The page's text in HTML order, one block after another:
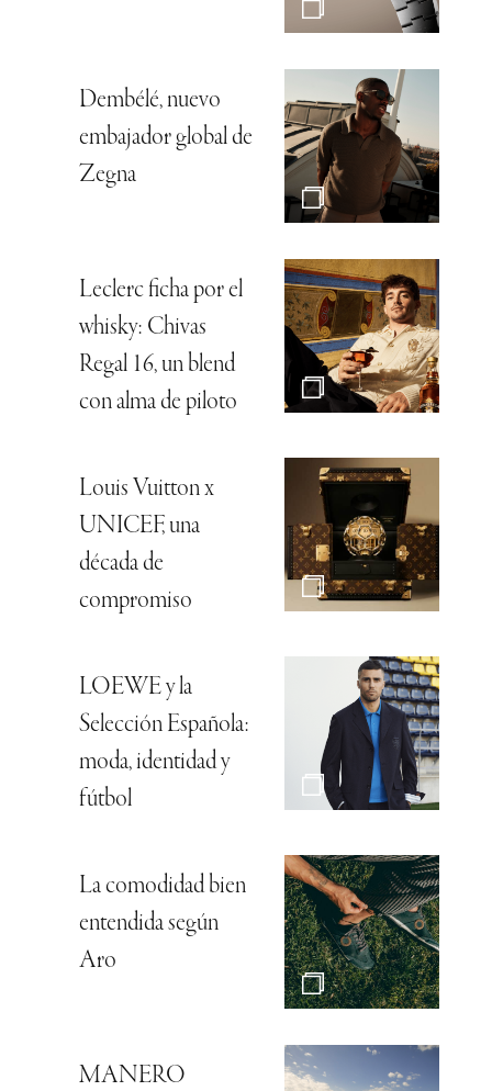
Dembélé, nuevo
embajador global de
Zegna
Leclerc ficha por el
whisky: Chivas
Regal 16, un blend
con alma de piloto
Louis Vuitton x
UNICEF, una
década de
compromiso
LOEWE y la
Selección Española:
moda, identidad y
fútbol
La comodidad bien
entendida según
Aro
MANERO